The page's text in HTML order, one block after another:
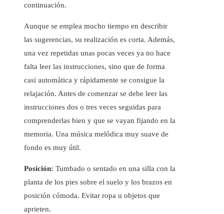
continuación.
Aunque se emplea mucho tiempo en describir
las sugerencias, su realización es corta. Además,
una vez repetidas unas pocas veces ya no hace
falta leer las instrucciones, sino que de forma
casi automática y rápidamente se consigue la
relajación. Antes de comenzar se debe leer las
instrucciones dos o tres veces seguidas para
comprenderlas bien y que se vayan fijando en la
memoria. Una música melódica muy suave de
fondo es muy útil.
Posición: Tumbado o sentado en una silla con la
planta de los pies sobre el suelo y los brazos en
posición cómoda. Evitar ropa u objetos que
aprieten.